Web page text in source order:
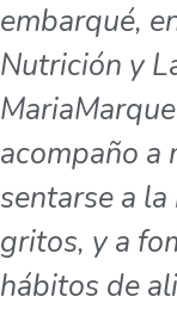
embarqué,
Nutrición y
acompaño a
sentarse a
gritos, y a
hábitos de